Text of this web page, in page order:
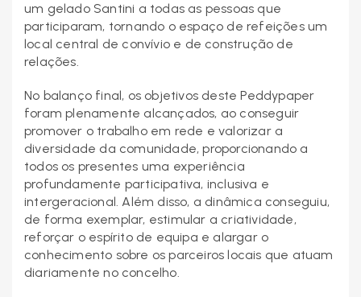
um gelado Santini a todas as pessoas que
participaram, tornando o espaço de refeições um
local central de convívio e de construção de
relações.
No balanço final, os objetivos deste Peddypaper
foram plenamente alcançados, ao conseguir
promover o trabalho em rede e valorizar a
diversidade da comunidade, proporcionando a
todos os presentes uma experiência
profundamente participativa, inclusiva e
intergeracional. Além disso, a dinâmica conseguiu,
de forma exemplar, estimular a criatividade,
reforçar o espírito de equipa e alargar o
conhecimento sobre os parceiros locais que atuam
diariamente no concelho.